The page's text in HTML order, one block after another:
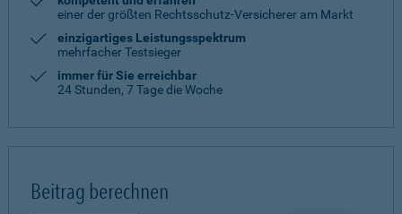
einer der größten Rechtsschutz-Versicherer am Markt
einzigartiges Leistungsspektrum
mehrfacher Testsieger
immer für Sie erreichbar
24 Stunden, 7 Tage die Woche
Beitrag berechnen